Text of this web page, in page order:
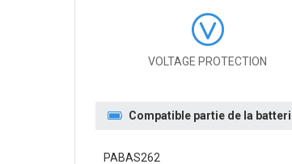
VOLTAGE PROTECTION
Compatible partie de la
PABAS262